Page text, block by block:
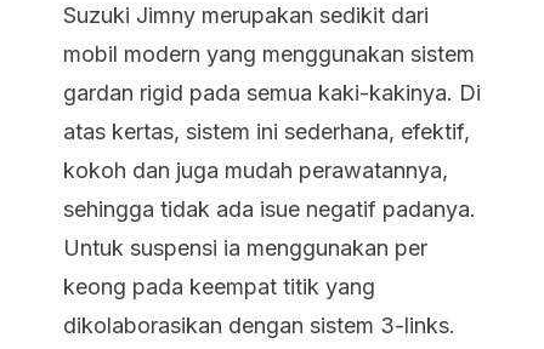
Suzuki Jimny merupakan sedikit dari
mobil modern yang menggunakan sistem
gardan rigid pada semua kaki-kakinya. Di
atas kertas, sistem ini sederhana, efektif,
kokoh dan juga mudah perawatannya,
sehingga tidak ada isue negatif padanya.
Untuk suspensi ia menggunakan per
keong pada keempat titik yang
dikolaborasikan dengan sistem 3-links.